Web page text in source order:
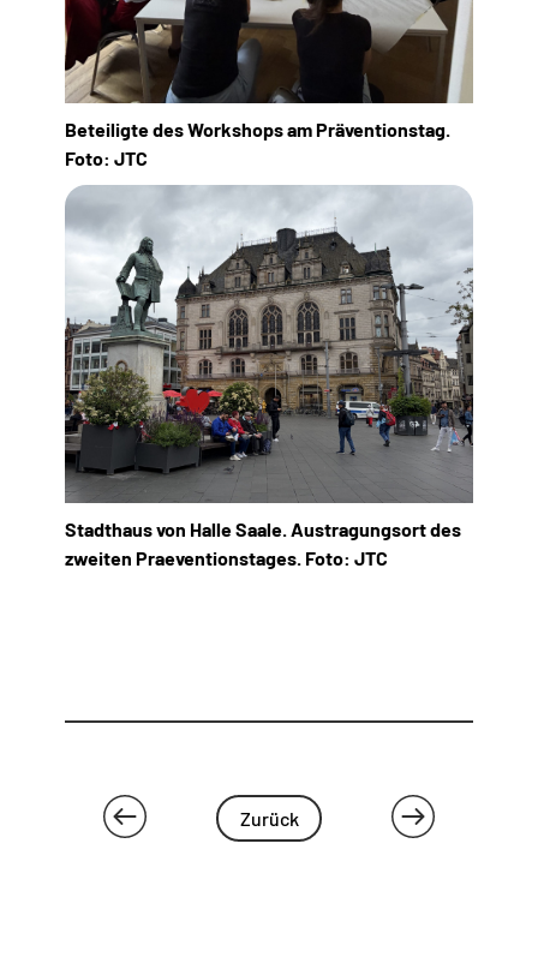
Beteiligte des Workshops am Präventionstag.
Foto: JTC
Stadthaus von Halle Saale. Austragungsort des
zweiten Praeventionstages. Foto: JTC
Zurück